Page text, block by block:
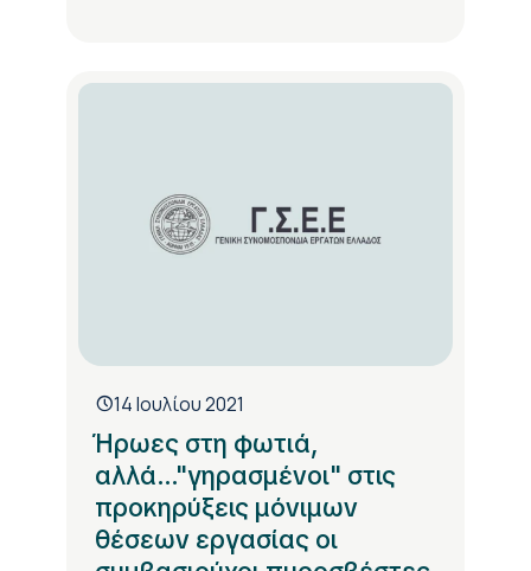
14 Ιουλίου 2021
Ήρωες στη φωτιά,
αλλά..."γηρασμένοι" στις
προκηρύξεις μόνιμων
θέσεων εργασίας οι